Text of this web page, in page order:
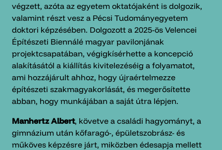
végzett, azóta az egyetem oktatójaként is dolgozik,
valamint részt vesz a Pécsi Tudományegyetem
doktori képzésében. Dolgozott a 2025-ös Velencei
Építészeti Biennálé magyar pavilonjának
projektcsapatában, végigkísérhette a koncepció
alakításától a kiállítás kivitelezéséig a folyamatot,
ami hozzájárult ahhoz, hogy újraértelmezze
építészeti szakmagyakorlását, és megerősítette
abban, hogy munkájában a saját útra lépjen.
Manhertz Albert, követve a családi hagyományt, a
gimnázium után kőfaragó-, épületszobrász- és
műköves képzésre járt, miközben édesapja mellett